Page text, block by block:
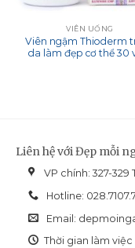
VIÊN UỐNG
Viên ngậm Thioderm
da làm đẹp cơ thể 30
Liên hệ với Đẹp mỗi
VP chính: 327-329
Hotline:
Email:
Thời gian làm việc